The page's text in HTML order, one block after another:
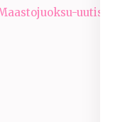
uutisia